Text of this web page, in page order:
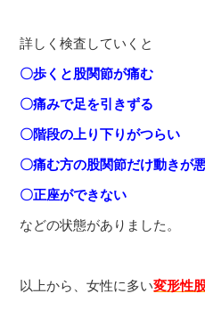
詳しく検査していくと
〇歩くと股関節が痛む
〇痛みで足を引きずる
〇階段の上り下りがつらい
〇痛む方の股関節だけ動きが
〇正座ができない
などの状態がありました。
以上から、女性に多い変形性